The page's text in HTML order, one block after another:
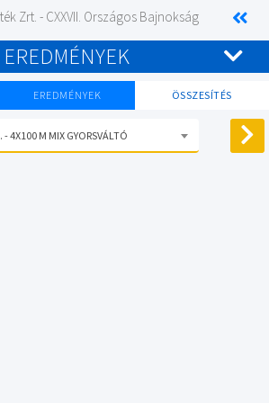
Zrt. - CXXVII. Országos Bajnokság
EREDMÉNYEK
EREDMÉNYEK ÖSSZESÍTÉS
- 4X100 M MIX GYORSVÁLTÓ